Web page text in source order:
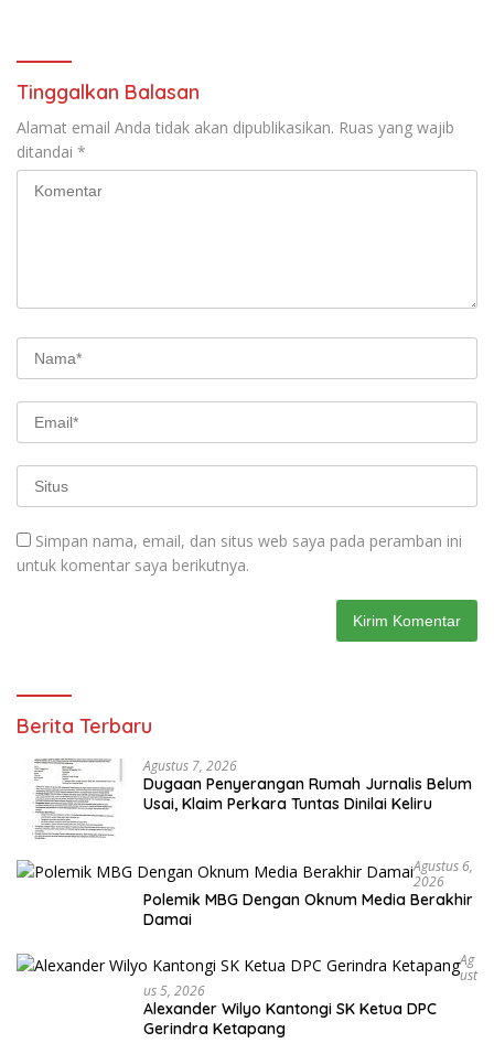
Tinggalkan Balasan
Alamat email Anda tidak akan dipublikasikan. Ruas yang wajib
ditandai *
Simpan nama, email, dan situs web saya pada peramban ini
untuk komentar saya berikutnya.
Berita Terbaru
Agustus 7, 2026
Dugaan Penyerangan Rumah Jurnalis Belum
Usai, Klaim Perkara Tuntas Dinilai Keliru
Agustus 6,
2026
Polemik MBG Dengan Oknum Media Berakhir
Damai
Ag
Ust
Us 5, 2026
Alexander Wilyo Kantongi SK Ketua DPC
Gerindra Ketapang